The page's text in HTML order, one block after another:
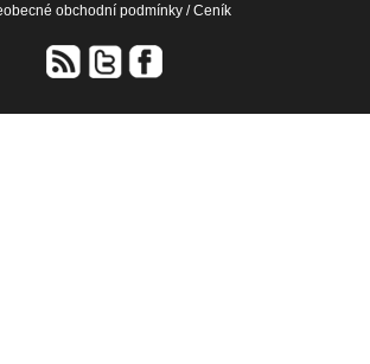
obchodní podmínky /Ceník